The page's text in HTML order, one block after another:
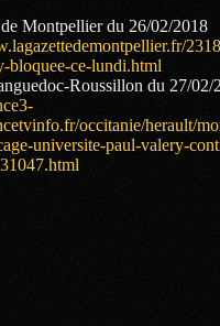
Montpellier du 26/02/2018
bloquee-ce-lundi.html
Roussillon du 27/02/
occitanie/herault/
universite-paul-valery-